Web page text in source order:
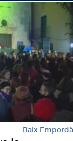
Baix Empordà